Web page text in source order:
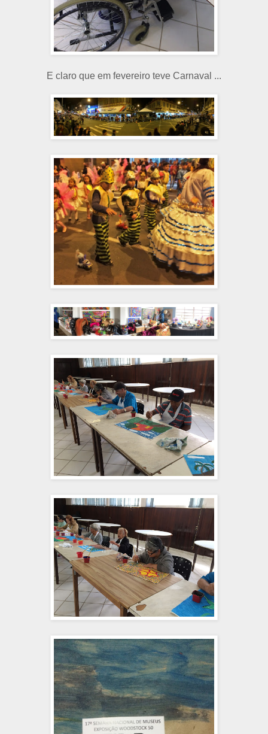
E claro que em fevereiro teve Carnaval ...